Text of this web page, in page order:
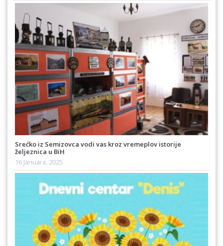
Srećko iz Semizovca vodi vas kroz vremeplov istorije
željeznica u BiH
16 Januara, 2025